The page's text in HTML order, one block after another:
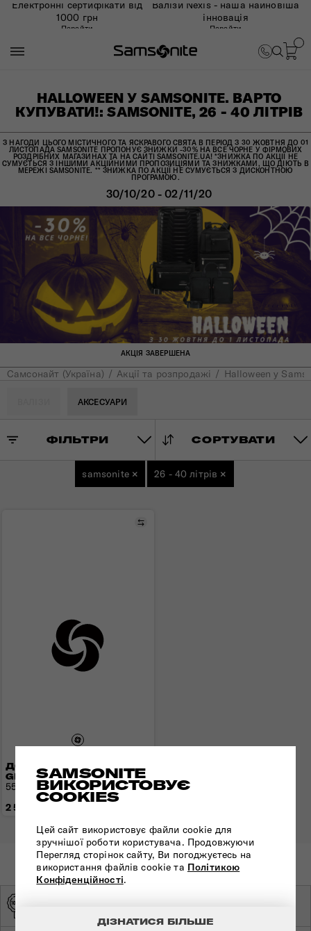
Електронні сертифікати від
1000 грн
Перейти
Валізи Nexis - наша найновіша
інновація
Перейти
SAMSONITE
ВИКОРИСТОВУЄ
COOKIES
Цей сайт використовує файли cookie для
зручнішої роботи користувача. Продовжуючи
Перегляд сторінок сайту, Ви погоджуєтесь на
використання файлів cookie та Політикою
Конфіденційності.
ДІЗНАТИСЯ БІЛЬШЕ
HALLOWEEN У SAMSONITE. ВАРТО
КУПУВАТИ!: SAMSONITE, 26 - 40 ЛІТРІВ
З НАГОДИ ЦЬОГО МІСТИЧНОГО ТА ЯСКРАВОГО СВЯТА В ПЕРІОД З 30 ЖОВТНЯ ДО 01
ЛИСТОПАДА SAMSONITE ПРОПОНУЄ ЗНИЖКИ -30% НА ВСЕ ЧОРНЕ У ФІРМОВИХ
РОЗДРІБНИХ МАГАЗИНАХ ТА НА САЙТІ SAMSONITE.UA! *ЗНИЖКА ПО АКЦІЇ НЕ
СУМУЄТЬСЯ З ІНШИМИ АКЦІЙНИМИ ПРОПОЗИЦІЯМИ ТА ЗНИЖКАМИ, ЩО ДІЮТЬ В
МЕРЕЖІ SAMSONITE. ** ЗНИЖКА ПО АКЦІЇ НЕ СУМУЄТЬСЯ З ДИСКОНТНОЮ
ПРОГРАМОЮ.
30/10/20 - 02/11/20
АКЦІЯ ЗАВЕРШЕНА
Самсонайт (Україна) Акції та розпродажі Halloween у
АКСЕСУАРИ
ФІЛЬТРИ СОРТУВАТИ
samsonite × 26 - 40 літрів ×
ДОРОЖНЯ СУМКА
GLOBAL TA
Порівняти
55x30x21 см | 0.5 кг | 34 л
2 520 грн